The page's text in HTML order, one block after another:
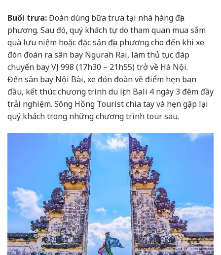
Buổi trưa:Đoàn dùng bữa trưa tại nhà hàng địa
phương. Sau đó, quý khách tự do tham quan mua sắm
quà lưu niệm hoặc đặc sản địa phương cho đến khi xe
đón đoàn ra sân bay Ngurah Rai, làm thủ tục đáp
chuyến bay VJ 998 (17h30 – 21h55) trở về Hà Nội.
Đến sân bay Nội Bài, xe đón đoàn về điểm hẹn ban
đầu, kết thúc chương trình du lịch Bali 4 ngày 3 đêm đầy
trải nghiệm. Sông Hồng Tourist chia tay và hẹn gặp lại
quý khách trong những chương trình tour sau.